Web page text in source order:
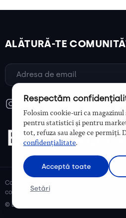
ALĂTURĂ-TE
Cosmetice bio și naturale, ulei de argan,
cosmetice naturale pentru mămici și
© Biobeauty 2026. Toate drepturile
Respectăm
Folosim cookie-uri ca magazinul
pentru statistici și pentru
tot, refuza sau alege ce permiți.
confidențialitate.
Acceptă toate
Setări